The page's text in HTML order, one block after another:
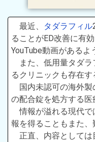
最近、 タダラフィル
ることがED改善に有
YouTube動画があるよ
また、低用量タダ
るクリニックも存在す
国内未認可の海外
の配合錠を処方する医
情報が溢れる現代
報を得ることもまた、
正直、内容として